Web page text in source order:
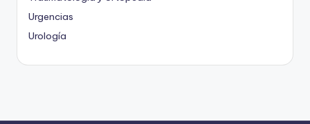
Urgencias
Urología